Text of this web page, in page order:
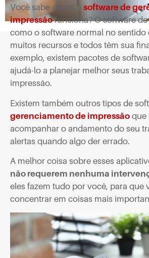
Você sabe como o software de
impressãofunciona? O software
como o software normal no sentido
muitos recursos e todos têm sua
exemplo, existem pacotes de
ajudá-lo a planejar melhor seus
impressão.
Existem também outros tipos de
gerenciamento de impressão que
acompanhar o andamento do seu
alertas quando algo der errado.
A melhor coisa sobre esses
não requerem nenhuma
eles fazem tudo por você, para que
concentrar em coisas mais